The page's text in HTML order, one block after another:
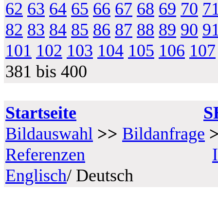
62 63 64 65 66 67 68 69 70
82 83 84 85 86 87 88 89 90
101 102 103 104 105 106 107
381 bis 400
Startseite
Bildauswahl >> Bildanfrage
Referenzen
Englisch/ Deutsch